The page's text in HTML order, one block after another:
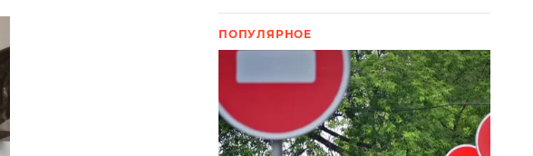
ПОПУЛЯРНОЕ